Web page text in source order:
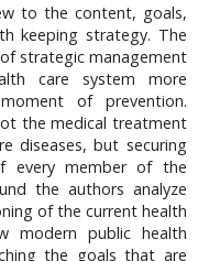
to the content, goals,
keeping strategy. The
strategic management
care system more
of prevention.
the medical treatment
diseases, but securing
every member of the
the authors analyze
of the current health
modern public health
the goals that are